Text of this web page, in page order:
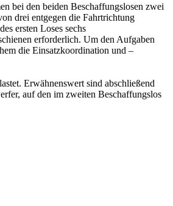
bei den beiden Beschaffungslosen zwei
drei entgegen die Fahrtrichtung
ersten Loses sechs
erforderlich. Um den Aufgaben
die Einsatzkoordination und –
Erwähnenswert sind abschließend
auf den im zweiten Beschaffungslos